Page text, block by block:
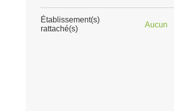
Établissement(s)
rattaché(s)
Aucun